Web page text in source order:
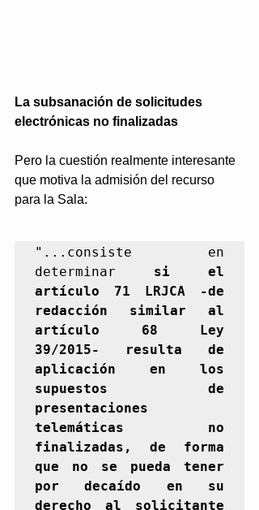
La subsanación de solicitudes
electrónicas no finalizadas
Pero la cuestión realmente interesante
que motiva la admisión del recurso
para la Sala:
"...consiste en
determinar si el
artículo 71 LRJCA -de
redacción similar al
artículo 68 Ley
39/2015- resulta de
aplicación en los
supuestos de
presentaciones
telemáticas no
finalizadas, de forma
que no se pueda tener
por decaído en su
derecho al solicitante